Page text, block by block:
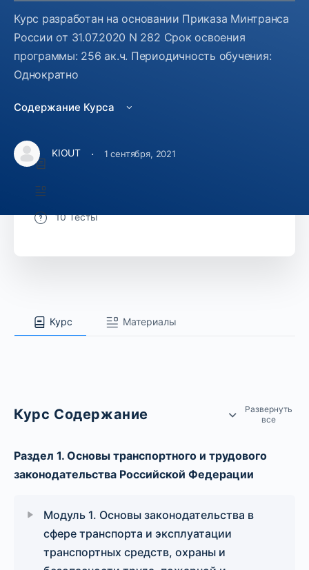
Курс разработан на основании Приказа Минтранса
России от 31.07.2020 N 282 Срок освоения
программы: 256 ак.ч. Периодичность обучения:
Однократно
Содержание Курса
KIOUT · 1 сентября, 2021
Курс Материалы
Курс Содержание
Развернуть
все
Раздел 1. Основы транспортного и трудового
законодательства Российской Федерации
Модуль 1. Основы законодательства в
сфере транспорта и эксплуатации
транспортных средств, охраны и
10 Тесты